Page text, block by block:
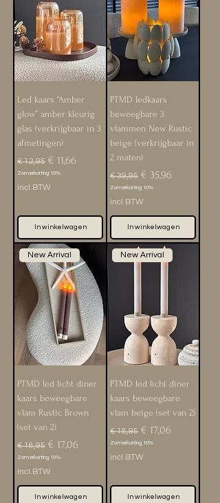
Led kaars “Amber
glow” amber kleurig
glas (verkrijgbaar in 3
afmetingen)
Normale prijs
€ 12,95 Verkoopprijs
€ 11,66
Zomerkorting 10%
incl.BTW
In winkelwagen
PTMD ledkaars
beweegbare 3
vlammen New Rustic
beige (verkrijgbaar in
2 maten)
Normale prijs
€ 39,95 Verkoopprijs
€ 35,96
Zomerkorting 10%
incl.BTW
In winkelwagen
New Arrival
PTMD led licht diner
kaars beweegbare
vlam Rustic Brown
(set van 2)
Normale prijs
€ 18,95 Verkoopprijs
€ 17,06
Zomerkorting 10%
incl.BTW
In winkelwagen
New Arrival
PTMD led licht diner
kaars beweegbare
vlam beige (set van 2)
Normale prijs
€ 18,95 Verkoopprijs
€ 17,06
Zomerkorting 10%
incl.BTW
In winkelwagen